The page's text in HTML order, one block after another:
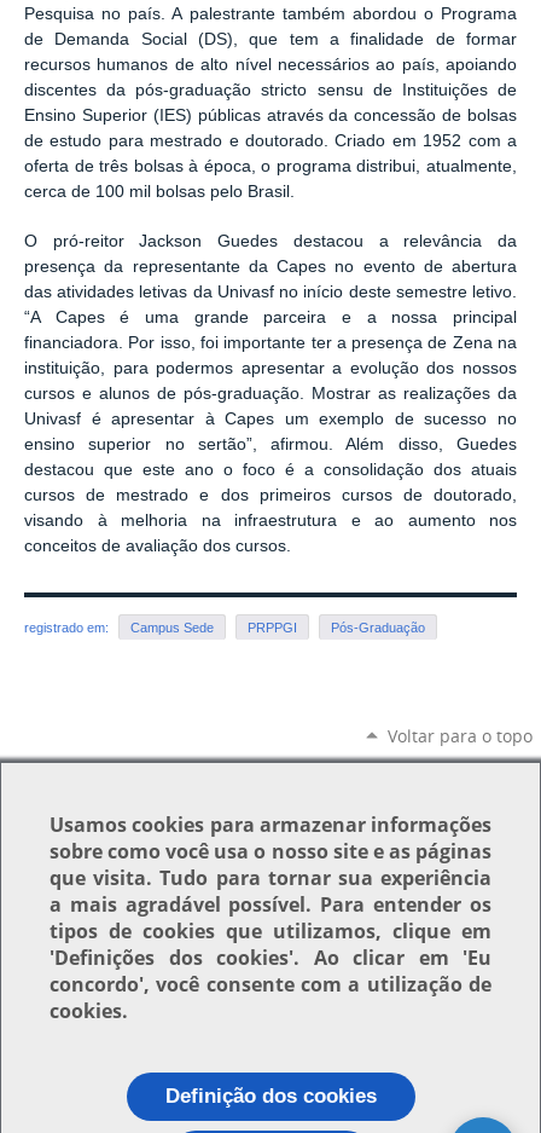
Pesquisa no país. A palestrante também abordou o Programa
de Demanda Social (DS), que tem a finalidade de formar
recursos humanos de alto nível necessários ao país, apoiando
discentes da pós-graduação stricto sensu de Instituições de
Ensino Superior (IES) públicas através da concessão de bolsas
de estudo para mestrado e doutorado. Criado em 1952 com a
oferta de três bolsas à época, o programa distribui, atualmente,
cerca de 100 mil bolsas pelo Brasil.
O pró-reitor Jackson Guedes destacou a relevância da
presença da representante da Capes no evento de abertura
das atividades letivas da Univasf no início deste semestre letivo.
“A Capes é uma grande parceira e a nossa principal
financiadora. Por isso, foi importante ter a presença de Zena na
instituição, para podermos apresentar a evolução dos nossos
cursos e alunos de pós-graduação. Mostrar as realizações da
Univasf é apresentar à Capes um exemplo de sucesso no
ensino superior no sertão”, afirmou. Além disso, Guedes
destacou que este ano o foco é a consolidação dos atuais
cursos de mestrado e dos primeiros cursos de doutorado,
visando à melhoria na infraestrutura e ao aumento nos
conceitos de avaliação dos cursos.
registrado em: Campus Sede PRPPGI Pós-Graduação
Voltar para o topo
Usamoscookies para armazenar informações
sobre como você usa o nosso site e as páginas
que visita. Tudo para tornar sua experiência
a mais agradável possível. Para entender os
tipos de cookies que utilizamos, clique em
'Definições dos cookies'. Ao clicar em 'Eu
concordo', você consente com a utilização de
cookies.